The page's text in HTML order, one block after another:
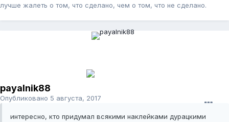
лучше жалеть о том, что сделано, чем о том, что не сделано.
payalnik88
Опубликовано 5 августа, 2017
интересно, кто придумал всякими наклейками дурацкими